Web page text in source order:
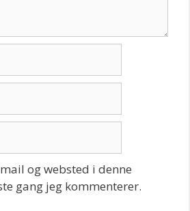
og websted i denne
gang jeg kommenterer.